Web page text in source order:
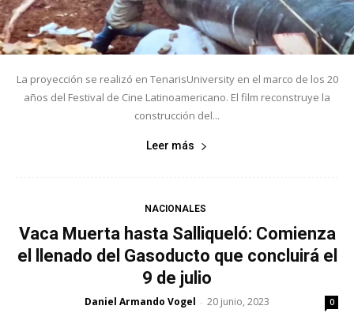
La proyección se realizó en TenarisUniversity en el marco de los 20
años del Festival de Cine Latinoamericano. El film reconstruye la
construcción del...
Leer más
NACIONALES
Vaca Muerta hasta Salliqueló: Comienza
el llenado del Gasoducto que concluirá el
9 de julio
Daniel Armando Vogel - 20 junio, 2023 0